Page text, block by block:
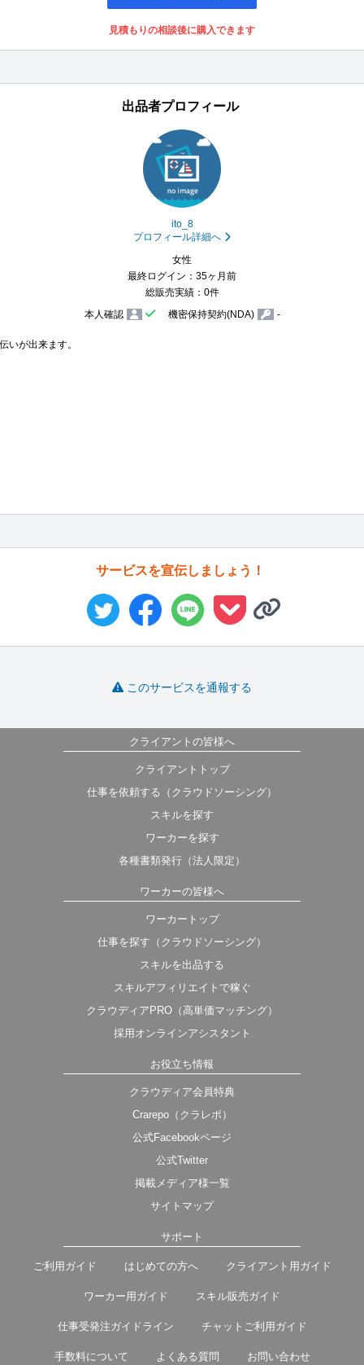
見積もりの相談後に購入できます
出品者プロフィール
ito_8
プロフィール詳細へ
女性
最終ログイン：35ヶ月前
総販売実績：0件
本人確認
機密保持契約(NDA) -
いが出来ます。
サービスを宣伝しましょう！
このサービスを通報する
クライアントの皆様へ
クライアントトップ
仕事を依頼する（クラウドソーシング）
スキルを探す
ワーカーを探す
各種書類発行（法人限定）
ワーカーの皆様へ
ワーカートップ
仕事を探す（クラウドソーシング）
スキルを出品する
スキルアフィリエイトで稼ぐ
クラウディアPRO（高単価マッチング）
採用オンラインアシスタント
お役立ち情報
クラウディア会員特典
Crarepo（クラレポ）
公式Facebookページ
公式Twitter
掲載メディア様一覧
サイトマップ
サポート
ご利用ガイド はじめての方へ クライアント用ガイド
ワーカー用ガイド スキル販売ガイド
仕事受発注ガイドライン チャットご利用ガイド
手数料について よくある質問 お問い合わせ